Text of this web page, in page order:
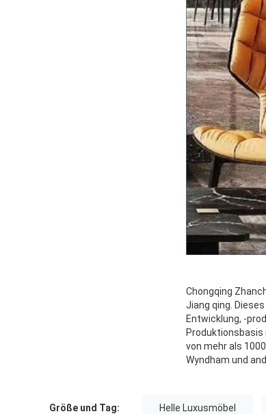
Chongqing
Jiang qing.
Entwicklung, -
Produktionsbasis
von mehr als
Wyndham und
Größe und Tag: Helle Luxusmöbel